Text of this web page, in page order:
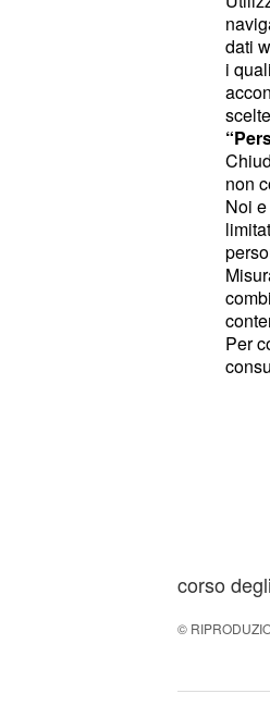
Il
Da
segreto.
La
In una
di
corso
©
dati
i
non
Noi
Per